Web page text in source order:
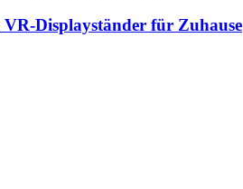
Displayständer für Zuhause